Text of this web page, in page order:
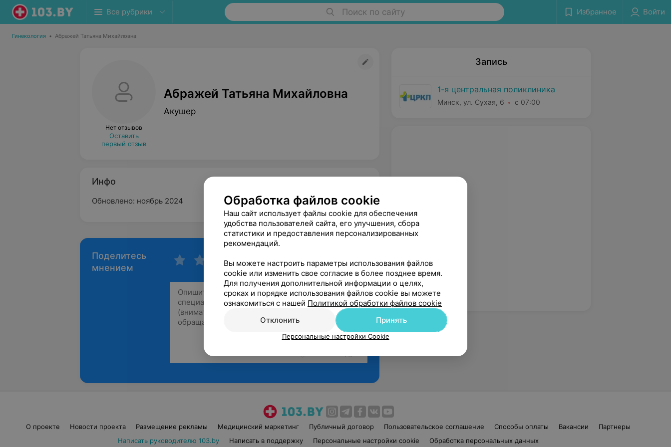
Все рубрики Поиск по сайту Избранное Войти
Гинекология • Абражей Татьяна Михайловна
Нет отзывов
Оставить
первый отзыв
Абражей Татьяна Михайловна
Акушер
Инфо
Обновлено: ноябрь 2024
Поделитесь
мнением
Запись
1-я центральная поликлиника
Минск, ул. Сухая, 6 с 07:00
О проекте Новости проекта Размещение рекламы Медицинский маркетинг Публичный договор Пользовательское соглашение Способы оплаты Вакансии
Партнеры
Написать руководителю 103.by
Написать в поддержку Персональные настройки cookie Обработка персональных данных
Обработка файлов cookie
Наш сайт использует файлы cookie для обеспечения
удобства пользователей сайта, его улучшения, сбора
статистики и предоставления персонализированных
рекомендаций.
Вы можете настроить параметры использования файлов
cookie или изменить свое согласие в более позднее время.
Для получения дополнительной информации о целях,
сроках и порядке использования файлов cookie вы можете
ознакомиться с нашей Политикой обработки файлов cookie
Отклонить
Принять
Персональные настройки Cookie